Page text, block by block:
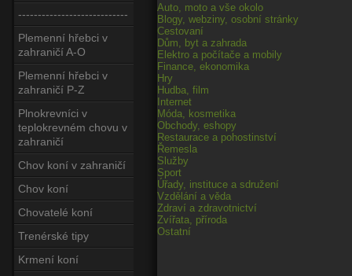
----------------------------
Plemenní hřebci v
zahraničí A-O
Plemenní hřebci v
zahraničí P-Z
Plnokrevníci v
teplokrevném chovu v
zahraničí
Chov koní v zahraničí
Chov koní
Chovatelé koní
Trenérské tipy
Krmení koní
Auto, moto a vše okolo
Blogy, webziny, osobní stránky
Cestovaní
Dům, byt a zahrada
Elektro a počítače a mobily
Finance, ekonomika
Hry
Hudba, film
Internet
Móda, kosmetika
Obchody, eshopy
Restaurace a pohostinství
Řemesla
Služby
Sport
Úřady, instituce a sdružení
Vzdělání a věda
Zdraví a zdravotnictví
Zvířata, příroda
Ostatní